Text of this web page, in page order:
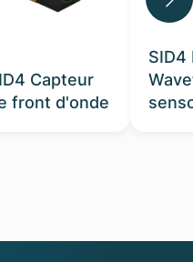
Capteur
front d'onde
SID4